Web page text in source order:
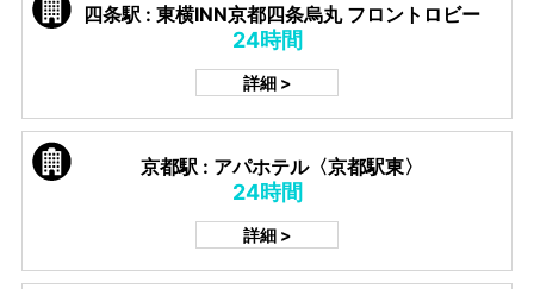
四条駅 : 東横INN京都四条烏丸 フロントロビー
24時間
詳細 >
京都駅 : アパホテル〈京都駅東〉
24時間
詳細 >